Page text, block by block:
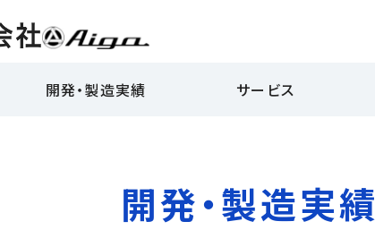
開発・製造実績 サービス
開発・製造実績